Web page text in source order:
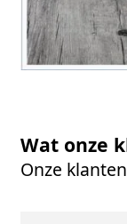
Wat onze
Onze